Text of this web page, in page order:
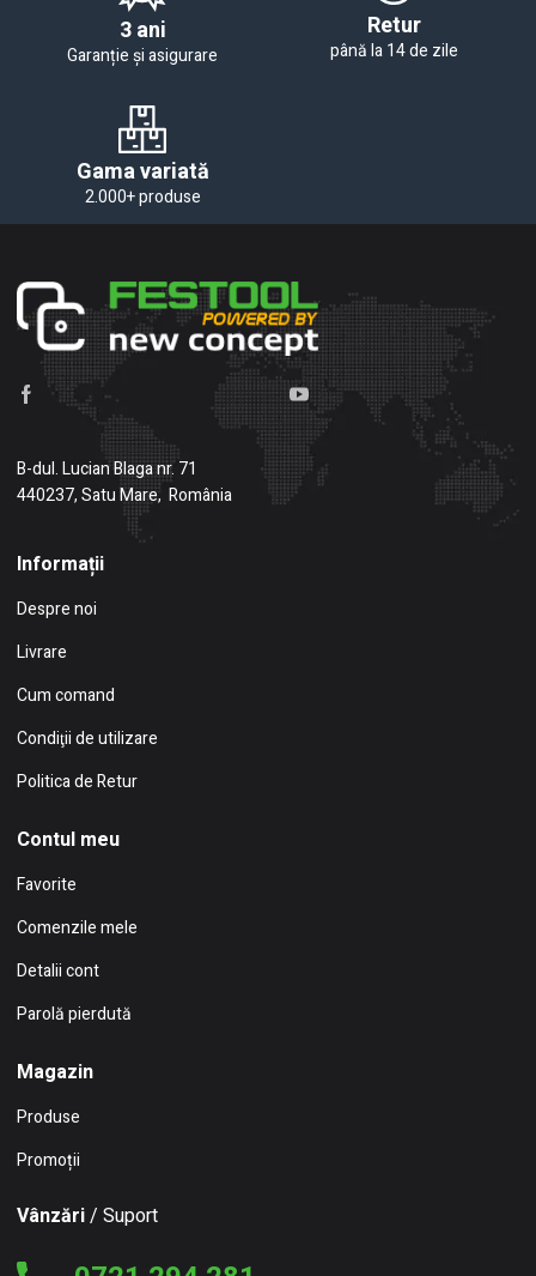
3 ani
Garanție și asigurare
Retur
până la 14 de zile
Gama variată
2.000+ produse
B-dul. Lucian Blaga nr. 71
440237, Satu Mare, România
Informații
Despre noi
Livrare
Cum comand
Condiţii de utilizare
Politica de Retur
Contul meu
Favorite
Comenzile mele
Detalii cont
Parolă pierdută
Magazin
Produse
Promoții
Vânzări/ Suport